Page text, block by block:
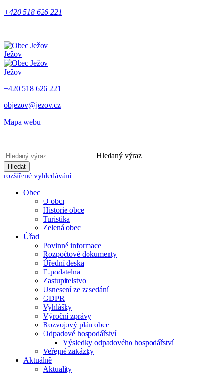
+420 518 626 221
Ježov
Ježov
+420 518 626 221
objezov@jezov.cz
Mapa webu
Hledaný výraz
Hledat
rozšířené vyhledávání
Obec
O obci
Historie obce
Turistika
Zelená obec
Úřad
Povinné informace
Rozpočtové dokumenty
Úřední deska
E-podatelna
Zastupitelstvo
Usnesení ze zasedání
GDPR
Vyhlášky
Výroční zprávy
Rozvojový plán obce
Odpadové hospodářství
Výsledky odpadového hospodářství
Veřejné zakázky
Aktuálně
Aktuality